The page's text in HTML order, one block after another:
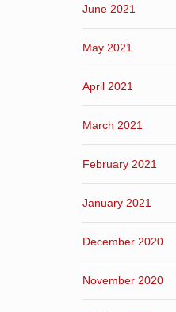
June 2021
May 2021
April 2021
March 2021
February 2021
January 2021
December 2020
November 2020